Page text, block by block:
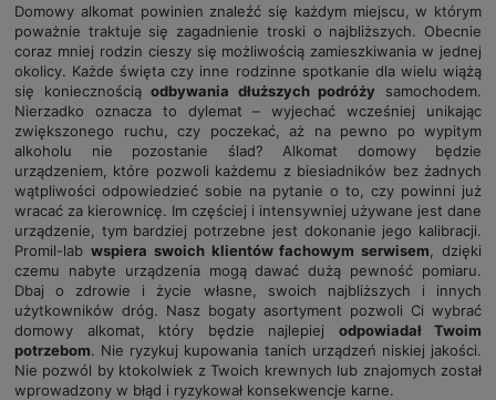
Domowy alkomat powinien znaleźć się każdym miejscu, w którym
poważnie traktuje się zagadnienie troski o najbliższych. Obecnie
coraz mniej rodzin cieszy się możliwością zamieszkiwania w jednej
okolicy. Każde święta czy inne rodzinne spotkanie dla wielu wiążą
się koniecznościąodbywania dłuższych podróży samochodem.
Nierzadko oznacza to dylemat – wyjechać wcześniej unikając
zwiększonego ruchu, czy poczekać, aż na pewno po wypitym
alkoholu nie pozostanie ślad? Alkomat domowy będzie
urządzeniem, które pozwoli każdemu z biesiadników bez żadnych
wątpliwości odpowiedzieć sobie na pytanie o to, czy powinni już
wracać za kierownicę. Im częściej i intensywniej używane jest dane
urządzenie, tym bardziej potrzebne jest dokonanie jego kalibracji.
Promil-lab wspiera swoich klientów fachowym serwisem , dzięki
czemu nabyte urządzenia mogą dawać dużą pewność pomiaru.
Dbaj o zdrowie i życie własne, swoich najbliższych i innych
użytkowników dróg. Nasz bogaty asortyment pozwoli Ci wybrać
domowy alkomat, który będzie najlepiej odpowiadał Twoim
potrzebom. Nie ryzykuj kupowania tanich urządzeń niskiej jakości.
Nie pozwól by ktokolwiek z Twoich krewnych lub znajomych został
wprowadzony w błąd i ryzykował konsekwencje karne.